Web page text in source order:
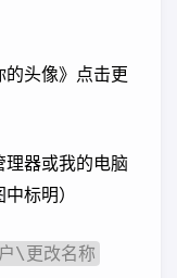
头像》点击更
理器或我的电脑
标明）
\更改名称